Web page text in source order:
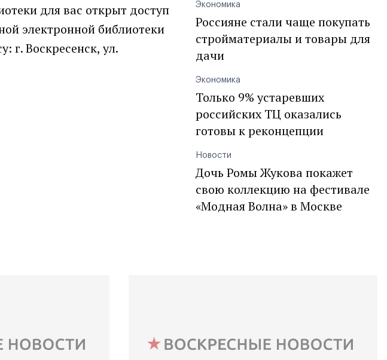
для вас открыт доступ
электронной библиотеки
г. Воскресенск, ул.
Экономика
Россияне стали чаще покупать
стройматериалы и товары для
дачи
Экономика
Только 9% устаревших
российских ТЦ оказались
готовы к реконцепции
Новости
Дочь Ромы Жукова покажет
свою коллекцию на фестивале
«Модная Волна» в Москве